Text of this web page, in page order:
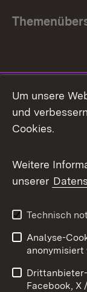
Facebook
X / Twitter
Youtube
Impressum
Barrierefreiheit
Um unsere
und
Cookies.
Weitere
unserer
Technisch
Analyse-
Facebook, X